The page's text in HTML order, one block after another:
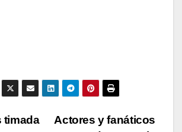
Actores y fanáticos
timada